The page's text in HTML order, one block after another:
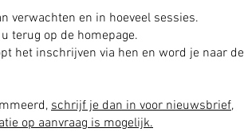
verwachten en in hoeveel sessies.
terug op de homepage.
het inschrijven via hen en word je naar de
schrijf je dan in voor nieuwsbrief,
op aanvraag is mogelijk.